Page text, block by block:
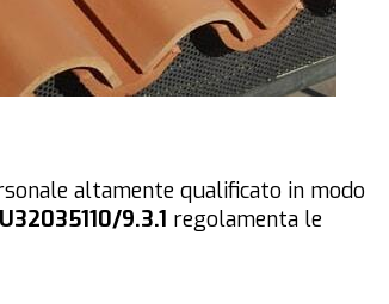
altamente qualificato in modo
9.3.1 regolamenta le